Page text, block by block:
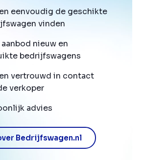
eenvoudig de geschikte
vinden
aanbod nieuw en
bedrijfswagens
vertrouwd in contact
verkoper
advies
Bedrijfswagen.nl